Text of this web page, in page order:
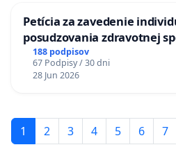
Petícia za zavedenie
posudzovania zdravotnej
diabetom 1. a 2. typu pri
Policajného zboru SR
188 podpisov
67 Podpisy / 30 dni
28 Jun 2026
1 2 3 4 5 6 7